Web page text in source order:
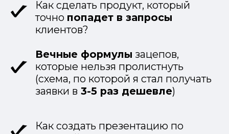
Эта модель работает
и проверена на тысячах
специалистах из самых
разных сфер.
Внедрив ее себе я за несколько
отсюда